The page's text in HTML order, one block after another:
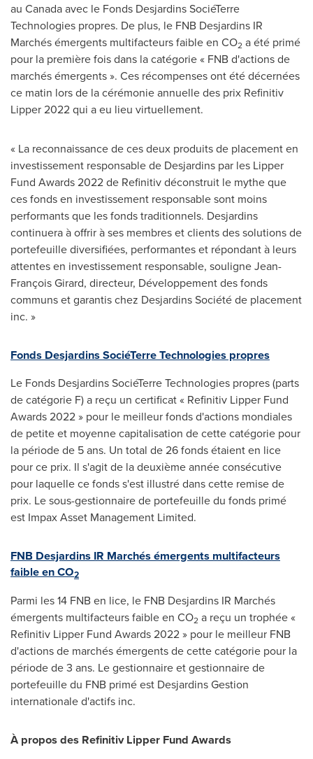
au Canadaavec le Fonds Desjardins SociéTerre
Technologies propres. De plus, le FNB Desjardins IR
Marchés émergents multifacteurs faible en CO2 a été primé
pour la première fois dans la catégorie « FNB d'actions de
marchés émergents ». Ces récompenses ont été décernées
ce matin lors de la cérémonie annuelle des prix Refinitiv
Lipper 2022 qui a eu lieu virtuellement.
« La reconnaissance de ces deux produits de placement en
investissement responsable de Desjardins par les Lipper
Fund Awards 2022 de Refinitiv déconstruit le mythe que
ces fonds en investissement responsable sont moins
performants que les fonds traditionnels. Desjardins
continuera à offrir à ses membres et clients des solutions de
portefeuille diversifiées, performantes et répondant à leurs
attentes en investissement responsable, souligne Jean-
François Girard, directeur, Développement des fonds
communs et garantis chez Desjardins Société de placement
inc. »
Fonds Desjardins SociéTerre Technologies propres
Le Fonds Desjardins SociéTerre Technologies propres (parts
de catégorie F) a reçu un certificat « Refinitiv Lipper Fund
Awards 2022 » pour le meilleur fonds d'actions mondiales
de petite et moyenne capitalisation de cette catégorie pour
la période de 5 ans. Un total de 26 fonds étaient en lice
pour ce prix. Il s'agit de la deuxième année consécutive
pour laquelle ce fonds s'est illustré dans cette remise de
prix. Le sous-gestionnaire de portefeuille du fonds primé
est Impax Asset Management Limited.
FNB Desjardins IR Marchés émergents multifacteurs
faible en CO2
Parmi les 14 FNB en lice, le FNB Desjardins IR Marchés
émergents multifacteurs faible en CO2 a reçu un trophée «
Refinitiv Lipper Fund Awards 2022 » pour le meilleur FNB
d'actions de marchés émergents de cette catégorie pour la
période de 3 ans. Le gestionnaire et gestionnaire de
portefeuille du FNB primé est Desjardins Gestion
internationale d'actifs inc.
À propos des Refinitiv Lipper Fund Awards